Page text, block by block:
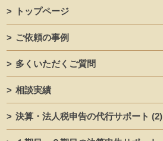
トップページ
ご依頼の事例
多くいただくご質問
相談実績
決算・法人税申告の代行サポート (2)